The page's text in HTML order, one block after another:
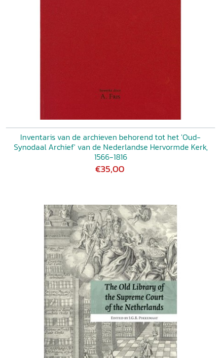
Inventaris van de archieven behorend tot het 'Oud-
Synodaal Archief' van de Nederlandse Hervormde Kerk,
1566-1816
€35,00